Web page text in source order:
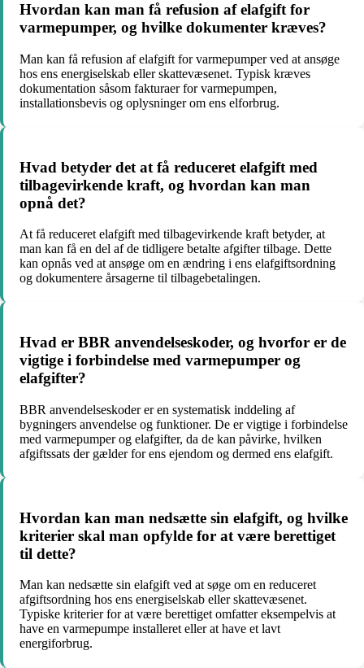
Hvordan kan man få refusion af elafgift for
varmepumper, og hvilke dokumenter kræves?
Man kan få refusion af elafgift for varmepumper ved at ansøge
hos ens energiselskab eller skattevæsenet. Typisk kræves
dokumentation såsom fakturaer for varmepumpen,
installationsbevis og oplysninger om ens elforbrug.
Hvad betyder det at få reduceret elafgift med
tilbagevirkende kraft, og hvordan kan man
opnå det?
At få reduceret elafgift med tilbagevirkende kraft betyder, at
man kan få en del af de tidligere betalte afgifter tilbage. Dette
kan opnås ved at ansøge om en ændring i ens elafgiftsordning
og dokumentere årsagerne til tilbagebetalingen.
Hvad er BBR anvendelseskoder, og hvorfor er de
vigtige i forbindelse med varmepumper og
elafgifter?
BBR anvendelseskoder er en systematisk inddeling af
bygningers anvendelse og funktioner. De er vigtige i forbindelse
med varmepumper og elafgifter, da de kan påvirke, hvilken
afgiftssats der gælder for ens ejendom og dermed ens elafgift.
Hvordan kan man nedsætte sin elafgift, og hvilke
kriterier skal man opfylde for at være berettiget
til dette?
Man kan nedsætte sin elafgift ved at søge om en reduceret
afgiftsordning hos ens energiselskab eller skattevæsenet.
Typiske kriterier for at være berettiget omfatter eksempelvis at
have en varmepumpe installeret eller at have et lavt
energiforbrug.